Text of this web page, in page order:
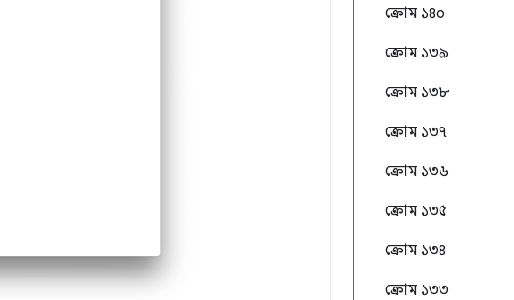
ক্রোম ১৪০
ক্রোম ১৩৯
ক্রোম ১৩৮
ক্রোম ১৩৭
ক্রোম ১৩৬
ক্রোম ১৩৫
ক্রোম ১৩৪
ক্রোম ১৩৩